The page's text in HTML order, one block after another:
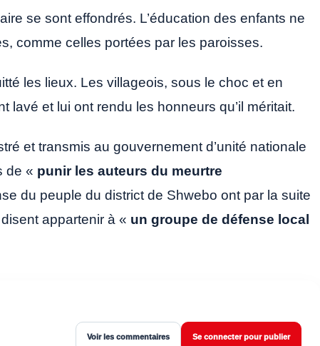
se sont effondrés. L’éducation des enfants ne
comme celles portées par les paroisses.
les lieux. Les villageois, sous le choc et en
lavé et lui ont rendu les honneurs qu’il méritait.
et transmis au gouvernement d’unité nationale
de « punir les auteurs du meurtre
du peuple du district de Shwebo ont par la suite
appartenir à « un groupe de défense local
Voir les commentaires Se connecter pour publier